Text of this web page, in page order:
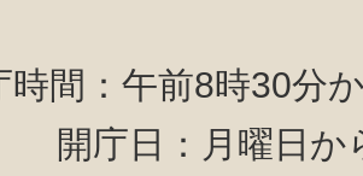
時間：午前8時30分
開庁日：月曜日か